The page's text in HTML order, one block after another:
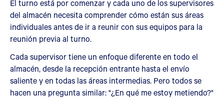
El turno está por comenzar y cada uno de los supervisores
del almacén necesita comprender cómo están sus áreas
individuales antes de ir a reunir con sus equipos para la
reunión previa al turno.
Cada supervisor tiene un enfoque diferente en todo el
almacén, desde la recepción entrante hasta el envío
saliente y en todas las áreas intermedias. Pero todos se
hacen una pregunta similar: "¿En qué me estoy metiendo?"